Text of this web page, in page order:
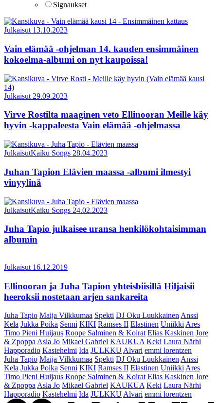
Signaukset
Julkaisut 13.10.2023
Vain elämää -ohjelman 14. kauden ensimmäinen
kokoelma-albumi on nyt kaupoissa!
Julkaisut 29.09.2023
Virve Rostilta maaginen veto Ellinooran Meille käy
hyvin -kappaleesta Vain elämää -ohjelmassa
JulkaisutKaiku Songs 28.04.2023
Juhan Tapion Elävien maassa -albumi ilmestyi
vinyylinä
JulkaisutKaiku Songs 24.02.2023
Juha Tapio julkaisee uransa henkilökohtaisimman
albumin
Julkaisut 16.12.2019
Ellinooran ja Juha Tapion yhteisbiisillä Hiljaisii
heeroksii nostetaan arjen sankareita
Juha Tapio Maija Vilkkumaa Spekti DJ Oku LuukkainenAnssi
Kela Jukka Poika Senni KIKI Ramses II Elastinen UniikkiAres
Timo Pieni Huijaus Roope Salminen & Koirat Elias Kaskinen Jore
& ZpoppaAsla Jo Mikael Gabriel KAUKUA Keki Laura Närhi
Happoradio Kastehelmi Ida JULKKUAlvari emmi lorentzen
Juha Tapio Maija Vilkkumaa Spekti DJ Oku LuukkainenAnssi
Kela Jukka Poika Senni KIKI Ramses II Elastinen UniikkiAres
Timo Pieni Huijaus Roope Salminen & Koirat Elias Kaskinen Jore
& ZpoppaAsla Jo Mikael Gabriel KAUKUA Keki Laura Närhi
Happoradio Kastehelmi Ida JULKKUAlvari emmi lorentzen